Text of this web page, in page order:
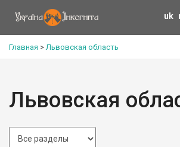
uk
Главная >Львовская область
Львовская